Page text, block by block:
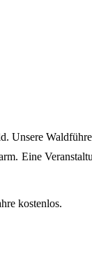
Eine
kostenlos.